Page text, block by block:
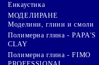
Енкаустика
МОДЕЛИРАНЕ
Моделини, глини и смоли
Полимерна глина - PAPA'S
CLAY
Полимерна глина - FIMO